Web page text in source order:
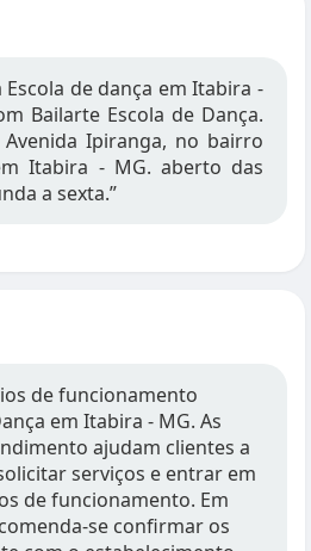
de dança em Itabira -
Bailarte Escola de Dança.
Avenida Ipiranga, no bairro
Itabira - MG. aberto das
a sexta.”
de funcionamento
em Itabira - MG. As
ajudam clientes a
serviços e entrar em
de funcionamento. Em
se confirmar os